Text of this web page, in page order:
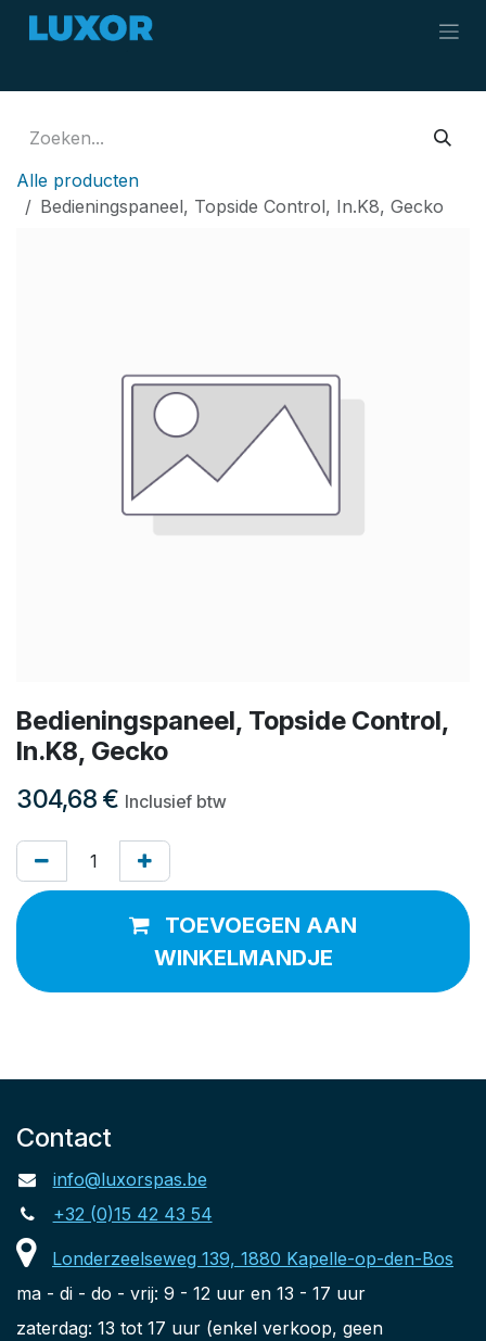
Overslaan naar inhoud
Alle producten
Bedieningspaneel, Topside Control, In.K8, Gecko
Bedieningspaneel, Topside Control,
In.K8, Gecko
304,68 € Inclusief btw
TOEVOEGEN AAN
WINKELMANDJE
Contact
info@luxorspas.be
+32 (0)15 42 43 54
Londerzeelseweg 139, 1880 Kapelle-op-den-Bos
ma - di - do - vrij: 9 - 12 uur en 13 - 17 uur
zaterdag: 13 tot 17 uur (enkel verkoop, geen